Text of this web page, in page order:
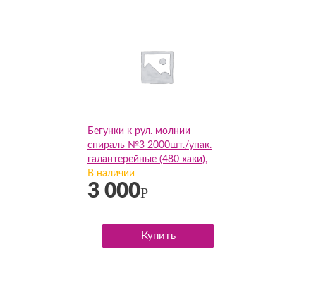
Бегунки к рул. молнии
спираль №3 2000шт./упак.
галантерейные (480 хаки),
упак
В наличии
3 000Р
Купить